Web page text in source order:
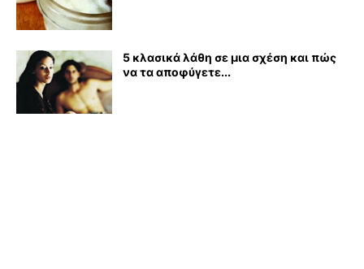
5 κλασικά λάθη σε μια σχέση και πώς
να τα αποφύγετε...